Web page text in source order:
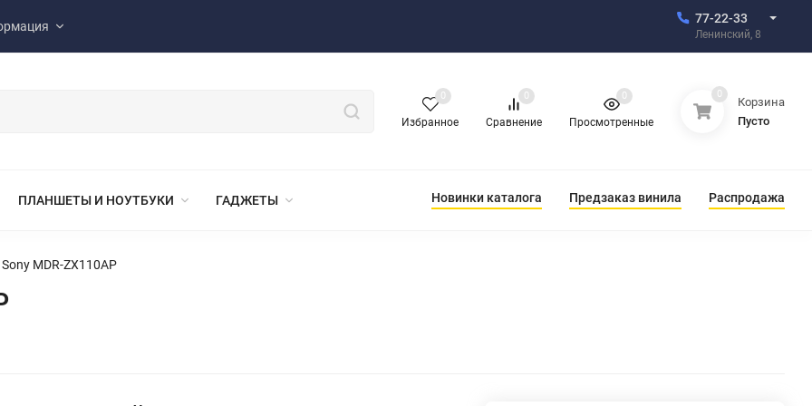
77-22-33
Ленинский, 8
Избранное
0
Сравнение
0
Просмотренные
0 0
Корзина
Пусто
ПЛАНШЕТЫ И НОУТБУКИ ГАДЖЕТЫ Новинки каталога Предзаказ винила Распродажа
MDR-ZX110AP